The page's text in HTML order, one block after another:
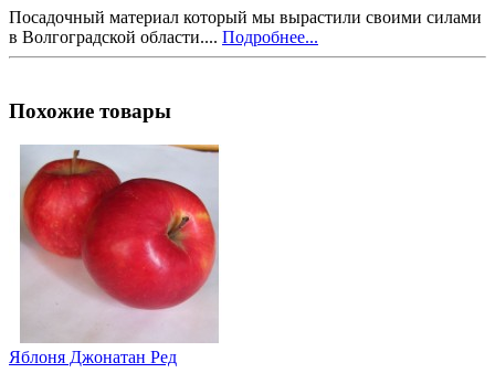
Посадочный материал который мы вырастили своими силами
в Волгоградской области.... Подробнее...
Похожие товары
Яблоня Джонатан Ред